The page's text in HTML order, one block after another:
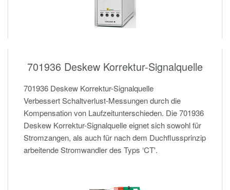
701936 Deskew Korrektur-Signalquelle
701936 Deskew Korrektur-Signalquelle
Verbessert Schaltverlust-Messungen durch die
Kompensation von Laufzeitunterschieden. Die 701936
Deskew Korrektur-Signalquelle eignet sich sowohl für
Stromzangen, als auch für nach dem Duchflussprinzip
arbeitende Stromwandler des Typs ‘CT'.